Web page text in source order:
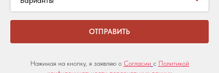
ОТПРАВИТЬ
Нажимая на кнопку, я заявляю о Согласии с Политикой